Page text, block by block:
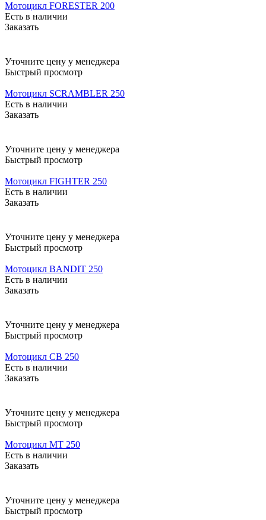
Мотоцикл FORESTER 200
Есть в наличии
Заказать
Уточните цену у менеджера
Быстрый просмотр
Мотоцикл SCRAMBLER 250
Есть в наличии
Заказать
Уточните цену у менеджера
Быстрый просмотр
Мотоцикл FIGHTER 250
Есть в наличии
Заказать
Уточните цену у менеджера
Быстрый просмотр
Мотоцикл BANDIT 250
Есть в наличии
Заказать
Уточните цену у менеджера
Быстрый просмотр
Мотоцикл CB 250
Есть в наличии
Заказать
Уточните цену у менеджера
Быстрый просмотр
Мотоцикл MT 250
Есть в наличии
Заказать
Уточните цену у менеджера
Быстрый просмотр